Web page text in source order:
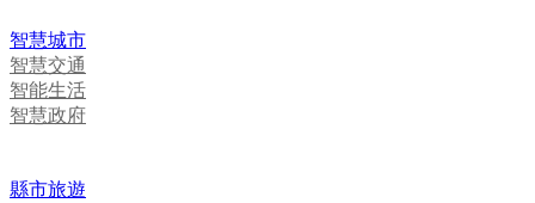
智慧城市
智慧交通
智能生活
智慧政府
縣市旅遊